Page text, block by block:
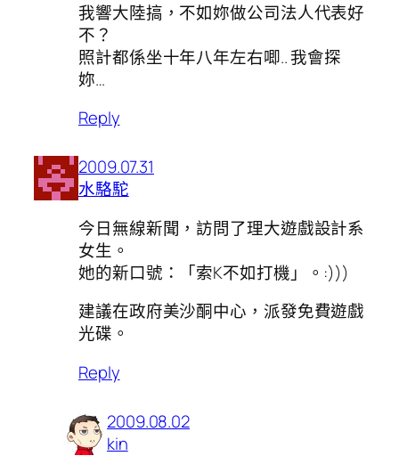
我響大陸搞，不如妳做公司法人代表好
不？
照計都係坐十年八年左右唧.. 我會探
妳…
Reply
2009.07.31
水駱駝
今日無線新聞，訪問了理大遊戲設計系
女生。
她的新口號：「索K不如打機」。:)))
建議在政府美沙酮中心，派發免費遊戲
光碟。
Reply
2009.08.02
kin